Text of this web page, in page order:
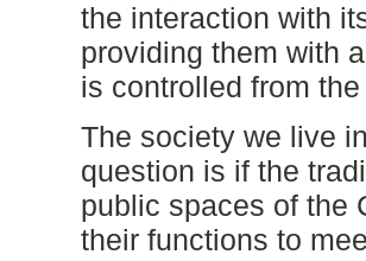
the interaction with
providing them with
is controlled from
The society we live
question is if the
public spaces of the
their functions to